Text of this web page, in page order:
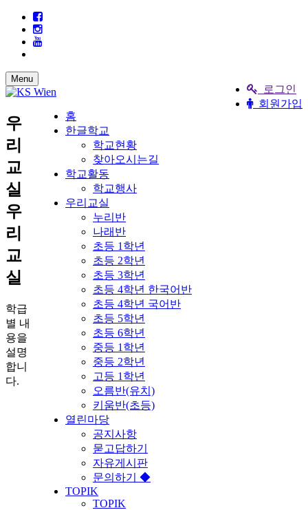
로그인
회원가입
Menu
홈
한글학교
학교현황
찾아오시는길
학교활동
학교행사
우리교실
누리반
나래반
초등 1학년
초등 2학년
초등 3학년
초등 4학년 한국어반
초등 4학년 국어반
초등 5학년
초등 6학년
중등 1학년
중등 2학년
고등 1학년
오름반(유치)
키움반(초등)
열린마당
공지사항
묻고답하기
자유게시판
문의하기 ◆
TOPIK
TOPIK
우
리
교
실
우
리
교
실
학급
별 내
용을
설명
합니
다.